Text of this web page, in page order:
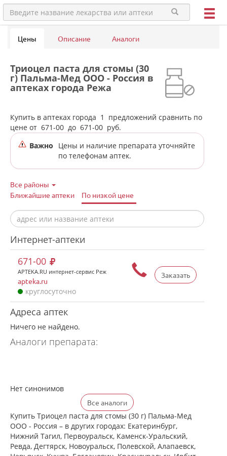
Цены Описание Аналоги
Триоцел паста для стомы (30
г) Пальма-Мед ООО - Россия в
аптеках города Режа
Купить в аптеках города 1
предложений сравнить по
цене от 671-00 до 671-00 руб.
Важно
Цены и наличие препарата уточняйте
по телефонам аптек.
Все районы
Ближайшие аптеки
По низкой цене
Интернет-аптеки
Заказать
671-00
APTEKA.RU интернет-сервис Реж
apteka.ru
круглосуточно
Адреса аптек
Ничего не найдено.
Аналоги препарата:
Нет синонимов
Все аналоги
Купить Триоцел паста для стомы (30 г) Пальма-Мед
ООО - Россия – в других городах: Екатеринбург,
Нижний Тагил, Первоуральск, Каменск-Уральский,
Ревда, Дегтярск, Новоуральск, Полевской, Алапаевск,